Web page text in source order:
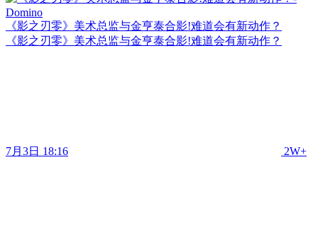
《影之刃零》美术总监与金亨泰合影!难道会有新动作？
《影之刃零》美术总监与金亨泰合影!难道会有新动作？
7月3日 18:16 2W+